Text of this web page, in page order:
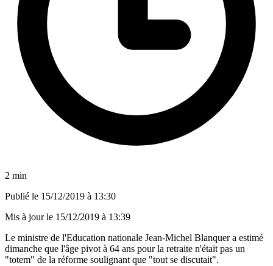
2 min
Publié le 15/12/2019 à 13:30
Mis à jour le 15/12/2019 à 13:39
Le ministre de l'Education nationale Jean-Michel Blanquer a estimé
dimanche que l'âge pivot à 64 ans pour la retraite n'était pas un
"totem" de la réforme soulignant que "tout se discutait".